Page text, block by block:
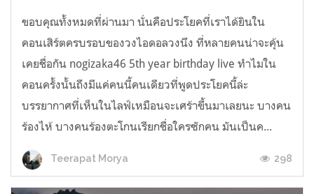
ขอบคุณทั้งหมดที่ผ่านมา นั่นคือประโยคที่เราได้ยินใน
คอนเสิร์ตครบรอบของวงไอดอลวงนึง ที่หลายคนน่าจะคุ้น
เคยชื่อกัน nogizaka46 5th year birthday live ทำไมใน
คอนครั้งนั้นถึงมีแค่คนนี้คนเดียวที่พูดประโยคนี้ล่ะ
บรรยากาศที่เห็นในไลฟ์เหมือนจะเศร้าขึ้นมาเลยนะ บางคน
ร้องไห้ บางคนร้องตะโกนเรียกชื่อใครซักคน มันเป็นค...
Teerapat Morya 298